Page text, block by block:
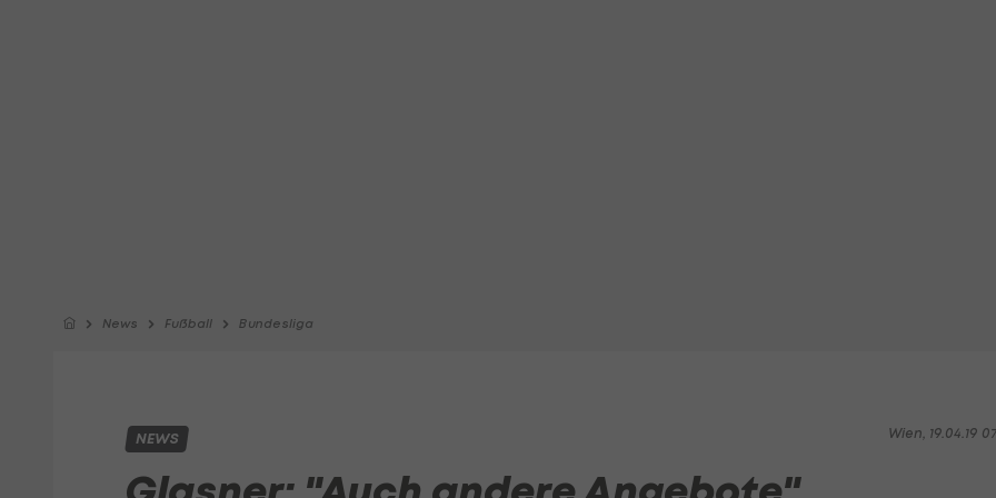
News Fußball Bundesliga
Wien, 19.04.19
NEWS